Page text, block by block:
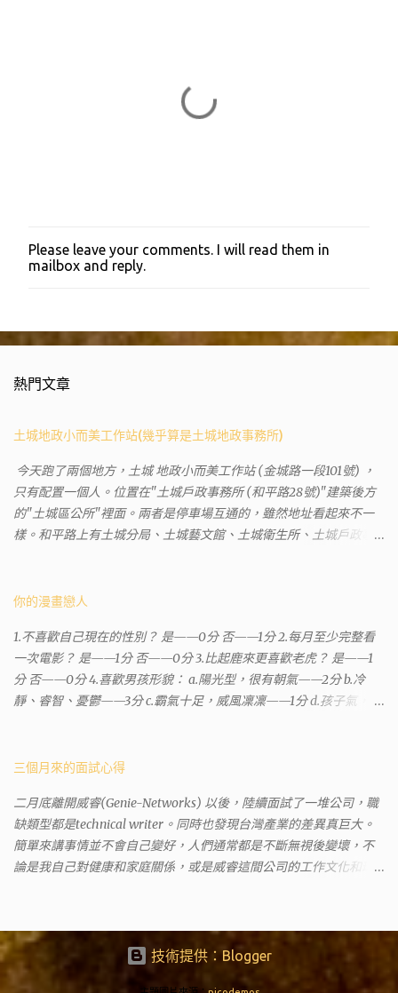
張
Please leave your comments. I will read them in
mailbox and reply.
熱門文章
土城地政小而美工作站(幾乎算是土城地政事務所)
今天跑了兩個地方，土城 地政小而美工作站 (金城路一段101號) ，
只有配置一個人。位置在"土城戶政事務所 (和平路28號)"建築後方
的"土城區公所"裡面。兩者是停車場互通的，雖然地址看起來不一
樣。和平路上有土城分局、土城藝文館、土城衛生所、土城戶政事
沒有正式的地政事務所，只有地政小而美工作站 ，也已經能處理大
到以後還真嚇了一跳，這一看就有問題。要是我拿著那不被承認、
有問題的幽靈合約恐怕還調不到資源。但我不知道審判時法官會不
會去調閱這些資料。因為沒把握每個法官或檢察官都公正細心，在
案牘勞形中，會願意為了這種小人物受害案件去挖出更大的黑幕。
市板橋地政事務所 )去取得。不過實際到了現場發現還是需要法院的
件的租客。 在這過程中我覺得很像行走於沙漠的求生者，在一個小
綠洲受到指引要繼續往某個方向才能脫離沙漠。當我不幸受到詐騙
的時候，會覺得這社會真的很黑暗，到處都是敗類橫行卻沒有人願
意伸出援手。行政人員對於社會上充滿詐騙被害者也是義憤填膺，
進警局報案卻一籌莫展時，他們是這社會上別的部門裡後來才能支
援你的人。她祝我官司一切順利。 希望政府能把張淑晶一類的惡房
東或海蟑螂嚴加懲罰，不能再讓他們出來害人。買房市場已經被炒
你的漫畫戀人
1.不喜歡自己現在的性別？ 是——0分 否——1分 2.每月至少完整看
一次電影？ 是——1分 否——0分 3.比起鹿來更喜歡老虎？ 是——1
分 否——0分 4.喜歡男孩形貌： a.陽光型，很有朝氣——2分 b.冷
靜、睿智、憂鬱——3分 c.霸氣十足，威風凜凜——1分 d.孩子氣，十
——1分 6.希望戀人的姓氏： a.大眾化——1分 b.罕見，古色古香的複
活動喜歡參加： a.整場籃球比賽——1分 b.打一下午檯球——3分 c.正
式的舞會——4分 d.猜謎或搶答——2分 8.橡皮與立可白，更常用：
橡皮——1分 立可白——0分 9.喜歡下列哪一種顏色搭配： a.紅加黑
——1分 b.金加銀——2分 c.粉加白——4分 d.粉加灰——3分 10.有多
一彥 9分.仙道彰 10分.王天君 11分.邑輝一貴 12分.道明寺司 13分.沖田
總司 14分.由貴瑛里 15分.傑克 16分.酷拉皮卡 17分.吉良朔夜 18分.藤原
佐為 19分.山田太郎 20分.工藤新一 21分.藏馬 22分.天照 23分.八戒 24
三個月來的面試心得
二月底離開威睿(Genie-Networks) 以後，陸續面試了一堆公司，職
缺類型都是technical writer。同時也發現台灣產業的差異真巨大。
簡單來講事情並不會自己變好，人們通常都是不斷無視後變壞，不
論是我自己對健康和家庭關係，或是威睿這間公司的工作文化和環
主管，減少了我會繼續在這間公司浪費掉的生命。) 這個過程其實是
比較倉促的，原因稍後再說。也因為是這樣，所以都是一些三線的
公司 --- 去面試之前就有心理準備，新資可能很爛，或是因為時間
技術提供：Blogger